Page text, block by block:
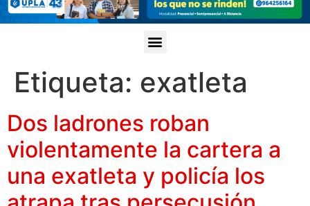
Etiqueta: exatleta
Dos ladrones roban
violentamente la cartera a
una exatleta y policía los